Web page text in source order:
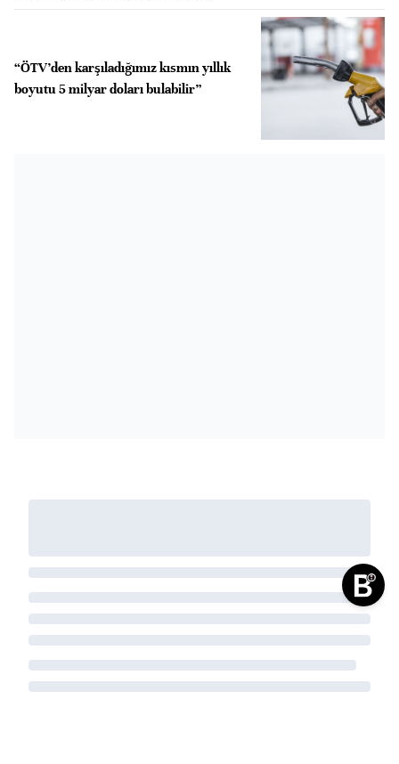
“ÖTV’den karşıladığımız kısmın yıllık
boyutu 5 milyar doları bulabilir”